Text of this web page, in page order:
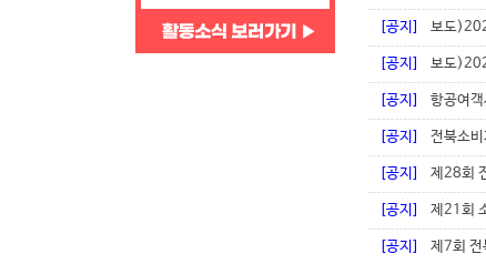
[공지] 보도
[공지] 보도
[공지] 항공여
[공지] 전북소
[공지] 제28회
[공지] 제21회
[공지] 제7회 전